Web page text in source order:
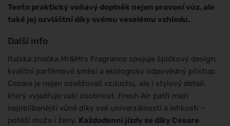
Tento praktický voňavý doplněk nejen provoní vůz, ale
také jej ozvláštní díky svému veselému vzhledu.
Další info
Italská značka Mr&Mrs Fragrance spojuje špičkový design,
kvalitní parfémové směsi a ekologicky odpovědný přístup.
Cesare je nejen osvěžovač vzduchu, ale i stylový detail,
který vyjadřuje vaši osobnost. Fresh Air patří mezi
nejoblíbenější vůně díky své univerzálnosti a lehkosti –
potěší muže i ženy. Každodenní jízdy se díky Cesare